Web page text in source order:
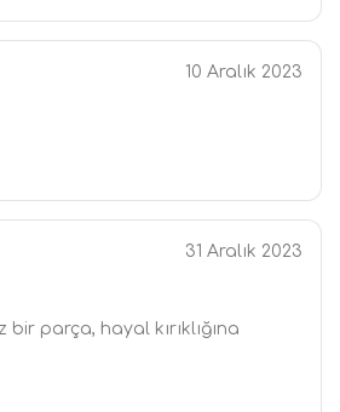
10 Aralık 2023
31 Aralık 2023
bir parça, hayal kırıklığına